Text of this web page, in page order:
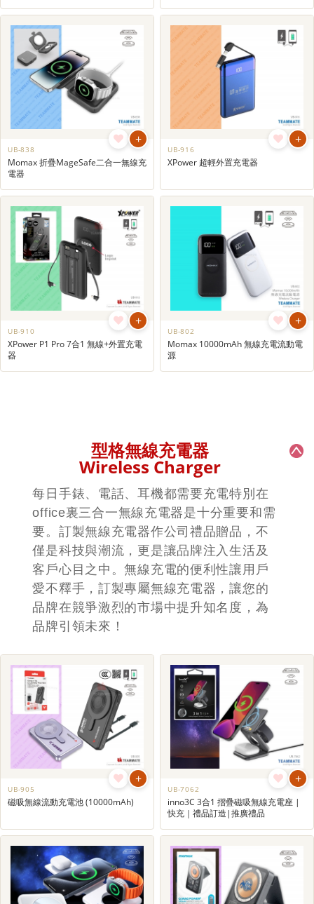
+
UB-838
Momax 折疊MageSafe二合一無線充
電器
+
UB-916
XPower 超輕外置充電器
+
UB-910
XPower P1 Pro 7合1 無線+外置充電
器
+
UB-802
Momax 10000mAh 無線充電流動電
源
型格無線充電器
Wireless Charger
每日手錶、電話、耳機都需要充電特別在
office裏三合一無線充電器是十分重要和需
要。訂製無線充電器作公司禮品贈品，不
僅是科技與潮流，更是讓品牌注入生活及
客戶心目之中。無線充電的便利性讓用戶
愛不釋手，訂製專屬無線充電器，讓您的
品牌在競爭激烈的市場中提升知名度，為
品牌引領未來！
+
UB-905
磁吸無線流動充電池 (10000mAh)
+
UB-7062
inno3C 3合1 摺疊磁吸無線充電座 |
快充｜禮品訂造|推廣禮品